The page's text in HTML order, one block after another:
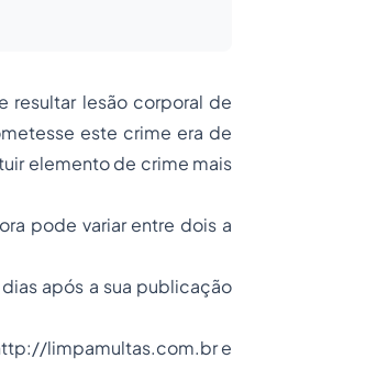
resultar lesão corporal de
este crime era de
elemento de crime mais
pode variar entre dois a
após a sua publicação
limpamultas.com.bre